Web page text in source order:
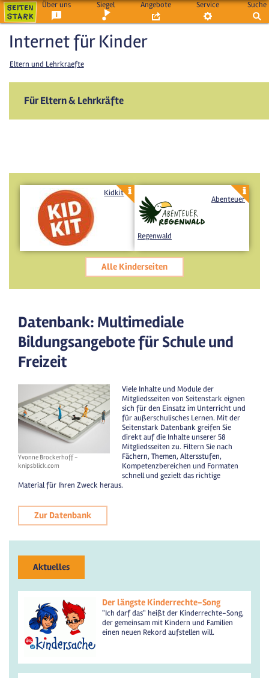
Über uns Siegel Angebote Service Suche
Internet für Kinder
Eltern und Lehrkraefte
Für Eltern & Lehrkräfte
Kidkit
Abenteuer
Regenwald
Alle Kinderseiten
Datenbank: Multimediale
Bildungsangebote für Schule und
Freizeit
Yvonne Brockerhoff -
knipsblick.com
Viele Inhalte und Module der
Mitgliedsseiten von Seitenstark eignen
sich für den Einsatz im Unterricht und
für außerschulisches Lernen. Mit der
Seitenstark Datenbank greifen Sie
direkt auf die Inhalte unserer 58
Mitgliedsseiten zu. Filtern Sie nach
Fächern, Themen, Altersstufen,
Kompetenzbereichen und Formaten
schnell und gezielt das richtige
Material für Ihren Zweck heraus.
Zur Datenbank
Aktuelles
Der längste Kinderrechte-Song
"Ich darf das" heißt der Kinderrechte-Song,
der gemeinsam mit Kindern und Familien
einen neuen Rekord aufstellen will.